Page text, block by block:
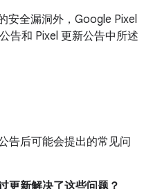
安全漏洞外，Google Pixel
告和 Pixel 更新公告中所述
告后可能会提出的常见问
更新解决了这些问题？